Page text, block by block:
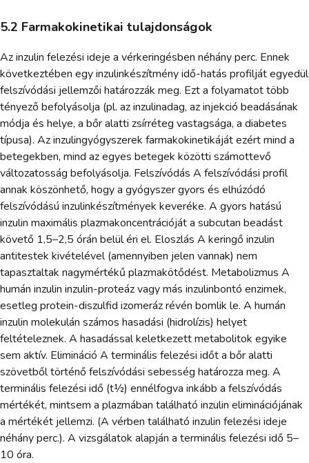
5.2 Farmakokinetikai tulajdonságok
Az inzulin felezési ideje a vérkeringésben néhány perc. Ennek
következtében egy inzulinkészítmény idő-hatás profilját egyedül
felszívódási jellemzői határozzák meg. Ezt a folyamatot több
tényező befolyásolja (pl. az inzulinadag, az injekció beadásának
módja és helye, a bőr alatti zsírréteg vastagsága, a diabetes
típusa). Az inzulingyógyszerek farmakokinetikáját ezért mind a
betegekben, mind az egyes betegek közötti számottevő
változatosság befolyásolja. Felszívódás A felszívódási profil
annak köszönhető, hogy a gyógyszer gyors és elhúzódó
felszívódású inzulinkészítmények keveréke. A gyors hatású
inzulin maximális plazmakoncentrációját a subcutan beadást
követő 1,5–2,5 órán belül éri el. Eloszlás A keringő inzulin
antitestek kivételével (amennyiben jelen vannak) nem
tapasztaltak nagymértékű plazmakötődést. Metabolizmus A
humán inzulin inzulin-proteáz vagy más inzulinbontó enzimek,
esetleg protein-diszulfid izomeráz révén bomlik le. A humán
inzulin molekulán számos hasadási (hidrolízis) helyet
feltételeznek. A hasadással keletkezett metabolitok egyike
sem aktív. Elimináció A terminális felezési időt a bőr alatti
szövetből történő felszívódási sebesség határozza meg. A
terminális felezési idő (t½) ennélfogva inkább a felszívódás
mértékét, mintsem a plazmában található inzulin eliminációjának
a mértékét jellemzi. (A vérben található inzulin felezési ideje
néhány perc.). A vizsgálatok alapján a terminális felezési idő 5–
10 óra.